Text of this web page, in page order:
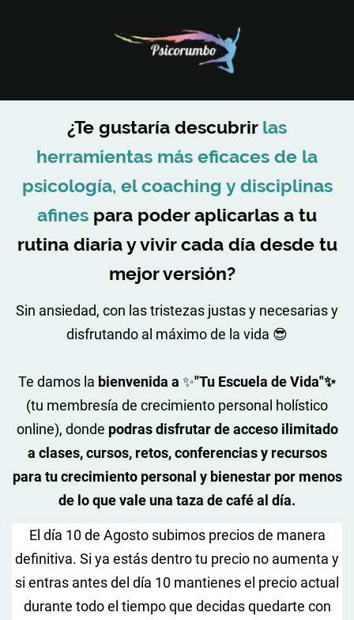
¿Te gustaría descubrir las
herramientas más eficaces de la
psicología, el coaching y disciplinas
afines para poder aplicarlas a tu
rutina diaria y vivir cada día desde tu
mejor versión?
Sin ansiedad, con las tristezas justas y necesarias y
disfrutando al máximo de la vida 😎
Te damos la bienvenida a ✨"Tu Escuela de Vida"✨
(tu membresía de crecimiento personal holístico
online), donde podras disfrutar de acceso ilimitado
a clases, cursos, retos, conferencias y recursos
para tu crecimiento personal y bienestar por menos
de lo que vale una taza de café al día.
El día 10 de Agosto subimos precios de manera
definitiva. Si ya estás dentro tu precio no aumenta y
si entras antes del día 10 mantienes el precio actual
durante todo el tiempo que decidas quedarte con